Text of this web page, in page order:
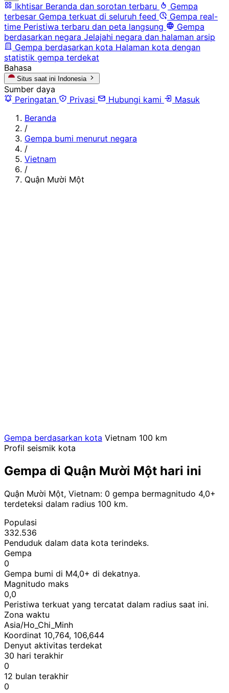
Ikhtisar Beranda dan sorotan terbaru
Gempa
terbesar Gempa terkuat di seluruh feed
Gempa real-
time Peristiwa terbaru dan peta langsung
Gempa
berdasarkan negara Jelajahi negara dan halaman arsip
Gempa berdasarkan kota Halaman kota dengan
statistik gempa terdekat
Bahasa
Situs saat ini Indonesia
Sumber daya
Peringatan
Privasi Hubungi kami
Masuk
Beranda
/
Gempa bumi menurut negara
/
Vietnam
/
Quận Mười Một
Gempa berdasarkan kota Vietnam 100 km
Profil seismik kota
Gempa di Quận Mười Một hari ini
Quận Mười Một, Vietnam: 0 gempa bermagnitudo 4,0+
terdeteksi dalam radius 100 km.
Populasi
332.536
Penduduk dalam data kota terindeks.
Gempa
0
Gempa bumi di M4,0+ di dekatnya.
Magnitudo maks
0,0
Peristiwa terkuat yang tercatat dalam radius saat ini.
Zona waktu
Asia/Ho_Chi_Minh
Koordinat 10,764, 106,644
Denyut aktivitas terdekat
30 hari terakhir
0
12 bulan terakhir
0